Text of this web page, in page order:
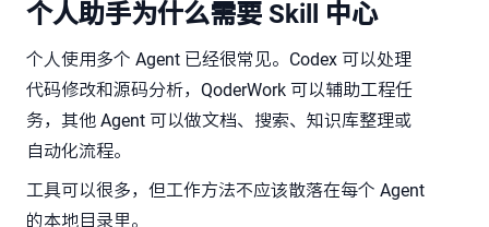
个人助手为什么需要 Skill 中心
个人使用多个 Agent 已经很常见。Codex 可以处理
代码修改和源码分析，QoderWork 可以辅助工程任
务，其他 Agent 可以做文档、搜索、知识库整理或
自动化流程。
工具可以很多，但工作方法不应该散落在每个 Agent
的本地目录里。